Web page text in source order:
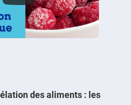
des aliments : les